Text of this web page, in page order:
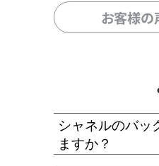
お客様
シャネルのバッ
ますか？